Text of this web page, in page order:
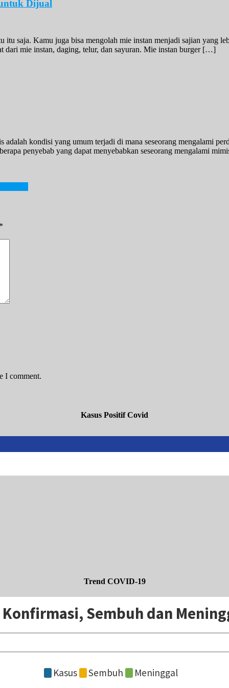
Dijual
saja. Kamu juga bisa mengolah mie instan menjadi sajian yang
dari mie instan, daging, telur, dan sayuran. Mie instan burger […]
kondisi yang umum terjadi di mana seseorang mengalami
penyebab yang dapat menyebabkan seseorang mengalami
I comment.
Kasus Positif Covid
Trend COVID-19